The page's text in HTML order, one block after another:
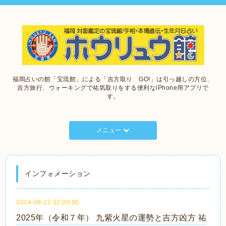
福岡占いの館「宝琉館」による「吉方取り GO!」は引っ越しの方位、
吉方旅行、ウォーキングで祐気取りをする便利なiPhone用アプリで
す。
メニュー
インフォメーション
2024-09-22 02:00:00
2025年（令和７年） 九紫火星の運勢と吉方凶方 祐